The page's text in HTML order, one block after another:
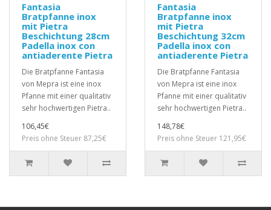
Fantasia
Bratpfanne inox
mit Pietra
Beschichtung 28cm
Padella inox con
antiaderente Pietra
Die Bratpfanne Fantasia
von Mepra ist eine inox
Pfanne mit einer qualitativ
sehr hochwertigen Pietra..
106,45€
Preis ohne Steuer 87,25€
Fantasia
Bratpfanne inox
mit Pietra
Beschichtung 32cm
Padella inox con
antiaderente Pietra
Die Bratpfanne Fantasia
von Mepra ist eine inox
Pfanne mit einer qualitativ
sehr hochwertigen Pietra..
148,78€
Preis ohne Steuer 121,95€